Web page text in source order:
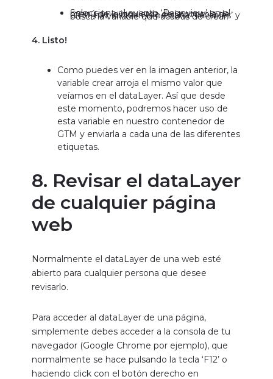
Como puedes ver en la imagen anterior, la
variable crear arroja el mismo valor que
esta variable en nuestro contenedor de
GTM y enviarla a cada una de las diferentes
etiquetas.
8. Revisar el dataLayer
de cualquier página
web
Normalmente el dataLayer de una web esté
abierto para cualquier persona que desee
Para acceder al dataLayer de una página,
simplemente debes acceder a la consola de tu
normalmente se hace pulsando la tecla ‘F12’ o
haciendo click con el botón derecho en
‘Inspeccionar Elemento’. Una vez en la consola,
escribe ‘dataLayer’ y pulsa ‘Enter’: